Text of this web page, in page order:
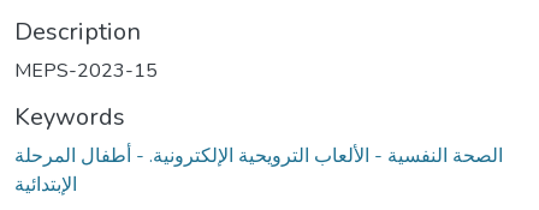
Description
MEPS-2023-15
Keywords
الصحة النفسية - الألعاب الترويحية الإلكترونية. - أطفال المرحلة
الإبتدائية